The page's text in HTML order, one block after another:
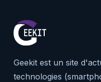
Geekit est un site
technologies